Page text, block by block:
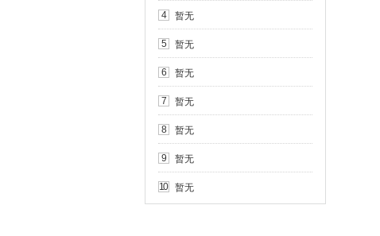
4 暂无
5 暂无
6 暂无
7 暂无
8 暂无
9 暂无
10 暂无